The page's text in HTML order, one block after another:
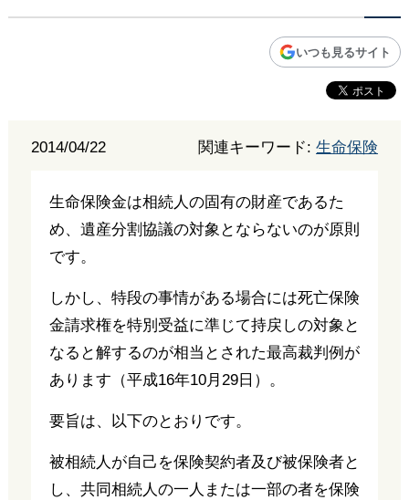
いつも見るサイト
2014/04/22 関連キーワード:生命保険
生命保険金は相続人の固有の財産であるた
め、遺産分割協議の対象とならないのが原則
です。
しかし、特段の事情がある場合には死亡保険
金請求権を特別受益に準じて持戻しの対象と
なると解するのが相当とされた最高裁判例が
あります（平成16年10月29日）。
要旨は、以下のとおりです。
被相続人が自己を保険契約者及び被保険者と
し、共同相続人の一人または一部の者を保険